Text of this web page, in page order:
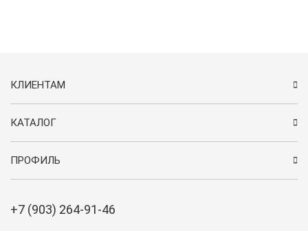
КЛИЕНТАМ
КАТАЛОГ
ПРОФИЛЬ
+7 (903) 264-91-46